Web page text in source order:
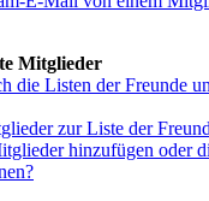
Mitglieder
die Listen der Freunde
zur Liste der
hinzufügen oder